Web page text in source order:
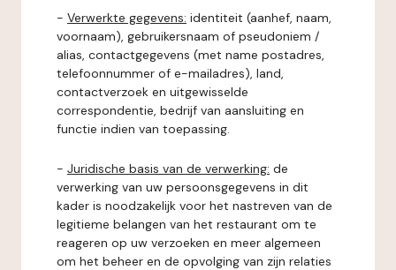
- Verwerkte gegevens: identiteit (aanhef, naam,
voornaam), gebruikersnaam of pseudoniem /
alias, contactgegevens (met name postadres,
telefoonnummer of e-mailadres), land,
contactverzoek en uitgewisselde
correspondentie, bedrijf van aansluiting en
functie indien van toepassing.
- Juridische basis van de verwerking: de
verwerking van uw persoonsgegevens in dit
kader is noodzakelijk voor het nastreven van de
legitieme belangen van het restaurant om te
reageren op uw verzoeken en meer algemeen
om het beheer en de opvolging van zijn relaties